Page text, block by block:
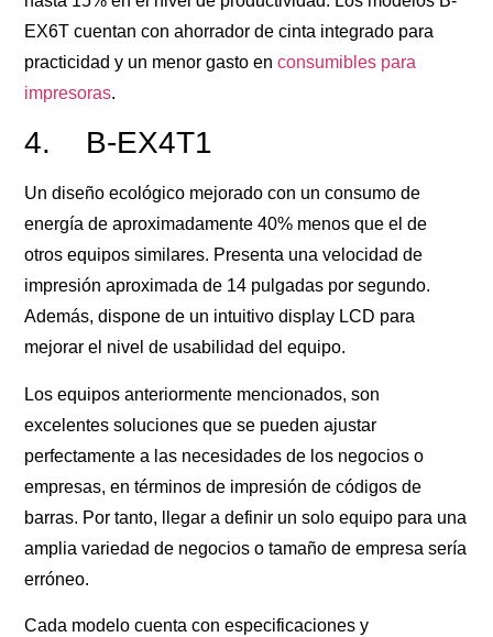
EX6T cuentan con ahorrador de cinta integrado para
practicidad y un menor gasto enconsumibles para
impresoras.
4. B-EX4T1
Un diseño ecológico mejorado con un consumo de
energía de aproximadamente 40% menos que el de
otros equipos similares. Presenta una velocidad de
impresión aproximada de 14 pulgadas por segundo.
Además, dispone de un intuitivo display LCD para
mejorar el nivel de usabilidad del equipo.
Los equipos anteriormente mencionados, son
excelentes soluciones que se pueden ajustar
perfectamente a las necesidades de los negocios o
empresas, en términos de impresión de códigos de
barras. Por tanto, llegar a definir un solo equipo para una
amplia variedad de negocios o tamaño de empresa sería
erróneo.
Cada modelo cuenta con especificaciones y